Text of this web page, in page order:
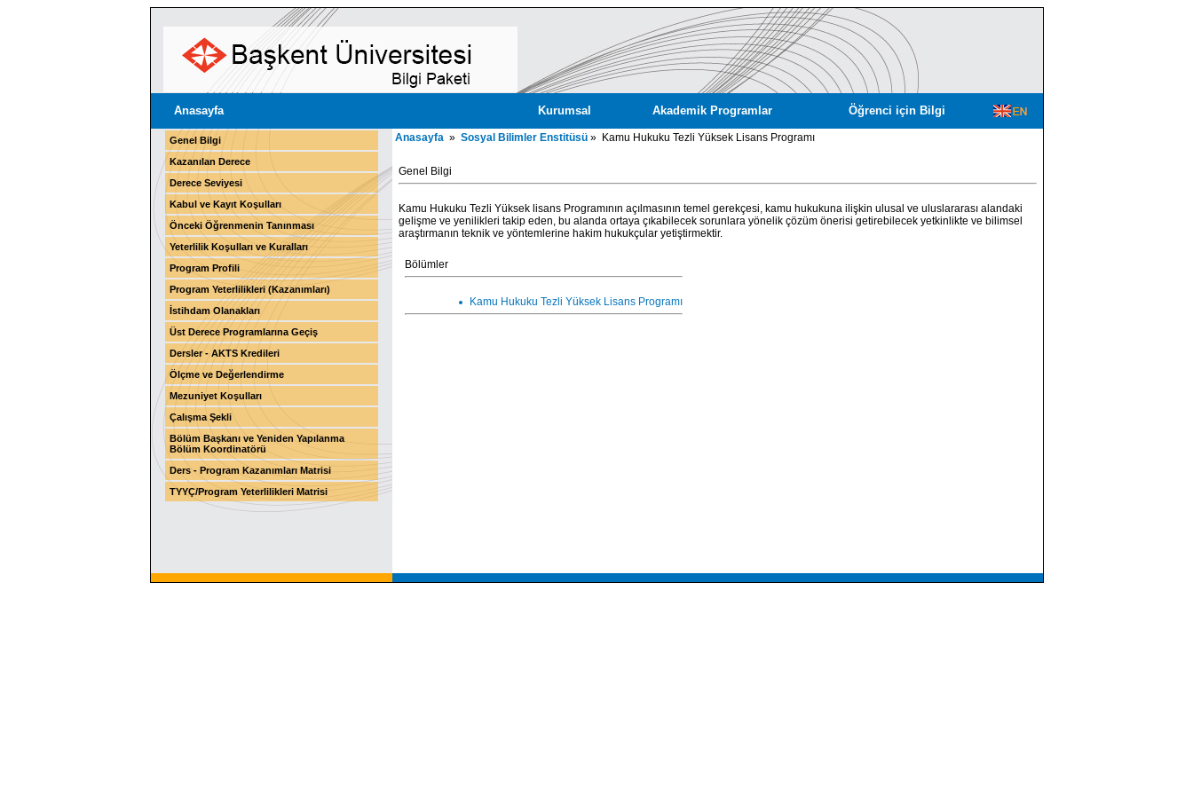
Anasayfa Kurumsal Akademik Programlar Öğrenci için Bilgi
Genel Bilgi
Kazanılan Derece
Derece Seviyesi
Kabul ve Kayıt Koşulları
Önceki Öğrenmenin Tanınması
Yeterlilik Koşulları ve Kuralları
Program Profili
Program Yeterlilikleri (Kazanımları)
İstihdam Olanakları
Üst Derece Programlarına Geçiş
Dersler - AKTS Kredileri
Ölçme ve Değerlendirme
Mezuniyet Koşulları
Çalışma Şekli
Bölüm Başkanı ve Yeniden Yapılanma
Bölüm Koordinatörü
Ders - Program Kazanımları Matrisi
TYYÇ/Program Yeterlilikleri Matrisi
Anasayfa» Sosyal Bilimler Enstitüsü» Kamu Hukuku Tezli Yüksek Lisans Programı
Genel Bilgi
Kamu Hukuku Tezli Yüksek lisans Programının açılmasının temel gerekçesi, kamu hukukuna ilişkin ulusal ve uluslararası alandaki
gelişme ve yenilikleri takip eden, bu alanda ortaya çıkabilecek sorunlara yönelik çözüm önerisi getirebilecek yetkinlikte ve bilimsel
araştırmanın teknik ve yöntemlerine hakim hukukçular yetiştirmektir.
Bölümler
Kamu Hukuku Tezli Yüksek Lisans Programı